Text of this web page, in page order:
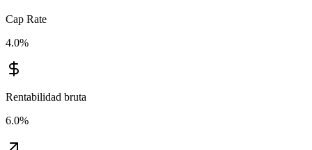
Cap Rate
4.0%
Rentabilidad bruta
6.0%